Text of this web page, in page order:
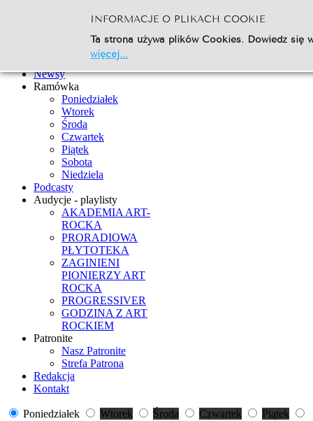
Go
Strona Główna
Newsy
Ramówka
Poniedziałek
Wtorek
Środa
Czwartek
Piątek
Sobota
Niedziela
Podcasty
Audycje - playlisty
AKADEMIA ART-
ROCKA
PRORADIOWA
PŁYTOTEKA
ZAGINIENI
PIONIERZY ART
ROCKA
PROGRESSIVER
GODZINA Z ART
ROCKIEM
Patronite
Nasz Patronite
Strefa Patrona
Redakcja
Kontakt
Poniedziałek Wtorek Środa Czwartek
Piątek
INFORMACJE O PLIKACH COOKIE
Ta strona używa plików Cookies. Dowiedz
więcej...